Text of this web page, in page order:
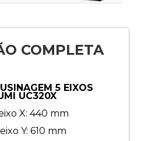
COMPLETA
5 EIXOS
UC320X
X: 440 mm
Y: 610 mm